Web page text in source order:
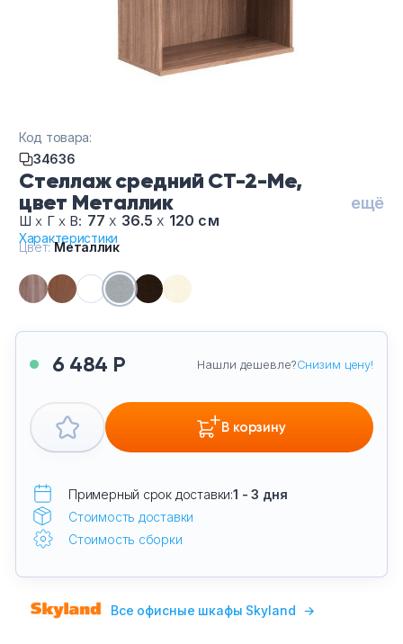
Стеллаж средний СТ-2-Ме,
цвет Металлик
ещё
Шх Г х В: 77х 36.5х 120 см
Характеристики
Код товара:
34636
6 484 Р Нашли дешевле?Снизим цену!
В корзину
Примерный срок доставки:1 - 3 дня
Стоимость доставки
Стоимость сборки
Цвет:Металлик
Все офисные шкафы Skyland →
Офисные шкафы
Обеденная зона
Искусственные растения
Кашпо